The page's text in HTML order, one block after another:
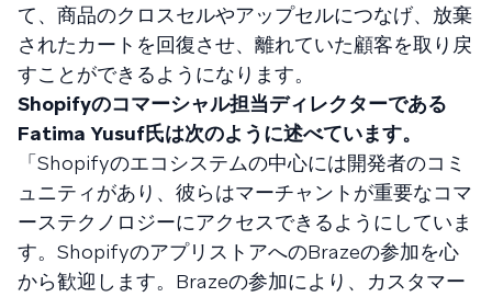
て、商品のクロスセルやアップセルにつなげ、放棄
されたカートを回復させ、離れていた顧客を取り戻
すことができるようになります。
Shopifyのコマーシャル担当ディレクターである
Fatima Yusuf氏は次のように述べています。
「Shopifyのエコシステムの中心には開発者のコミ
ュニティがあり、彼らはマーチャントが重要なコマ
ーステクノロジーにアクセスできるようにしていま
す。ShopifyのアプリストアへのBrazeの参加を心
から歓迎します。Brazeの参加により、カスタマー